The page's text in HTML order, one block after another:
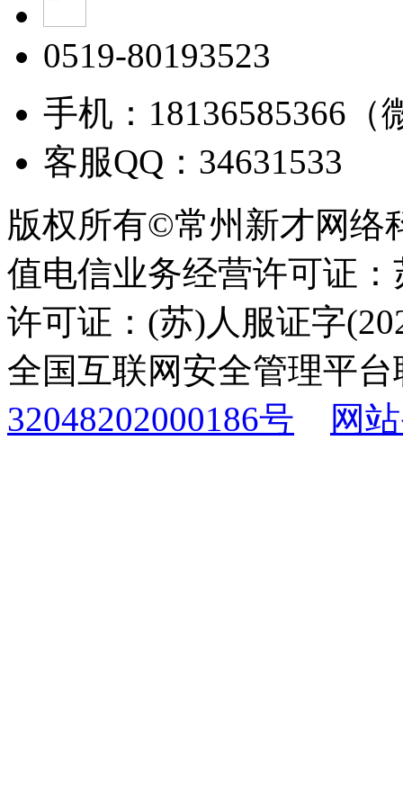
0519-80193523
手机：18136585366（
客服QQ：34631533
版权所有©常州新才网络
值电信业务经营许可证
许可证：(苏)人服证字
全国互联网安全管理平
32048202000186号
网